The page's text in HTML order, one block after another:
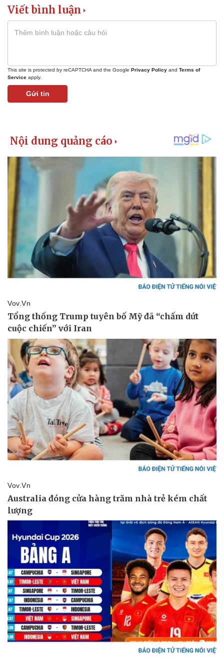
Du lịch
Tư vấn
Săn Tour
check-in
Podcast
Câu chuyện thời sự
Đọc truyện đêm khuya
Cửa sổ tình yêu
Kể chuyện cho bé
Hạt giống tâm hồn
Viết bình luận
This site is protected by reCAPTCHA and the Google Privacy Policy and Terms of
Service apply.
Gửi tin